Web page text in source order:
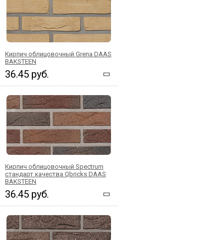
Кирпич облицовочный Grena DAAS
BAKSTEEN
36.45 руб.
Кирпич облицовочный Spectrum
стандарт качества Qbricks DAAS
BAKSTEEN
36.45 руб.